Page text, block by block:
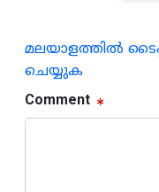
മലയാളത്തില്‍
ചെയ്യുക
Comment